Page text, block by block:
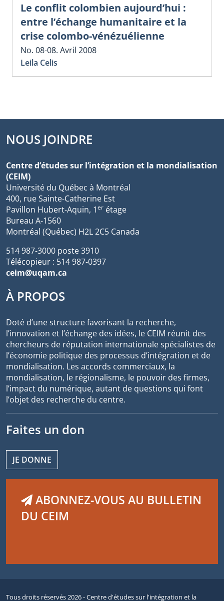
Le conflit colombien aujourd’hui :
entre l’échange humanitaire et la
crise colombo-vénézuélienne
No. 08-08. Avril 2008
Leila Celis
NOUS JOINDRE
Centre d’études sur l’intégration et la mondialisation
(CEIM)
Université du Québec à Montréal
400, rue Sainte-Catherine Est
Pavillon Hubert-Aquin, 1er étage
Bureau A-1560
Montréal (Québec) H2L 2C5 Canada
514 987-3000 poste 3910
Télécopieur : 514 987-0397
ceim@uqam.ca
À PROPOS
Doté d’une structure favorisant la recherche,
l’innovation et l’échange des idées, le CEIM réunit des
chercheurs de réputation internationale spécialistes de
l’économie politique des processus d’intégration et de
mondialisation. Les accords commerciaux, la
mondialisation, le régionalisme, le pouvoir des firmes,
l’impact du numérique, autant de questions qui font
l’objet des recherche du centre.
Faites un don
JE DONNE
ABONNEZ-VOUS AU BULLETIN
DU CEIM
Tous droits réservés 2026 - Centre d'études sur l'intégration et la